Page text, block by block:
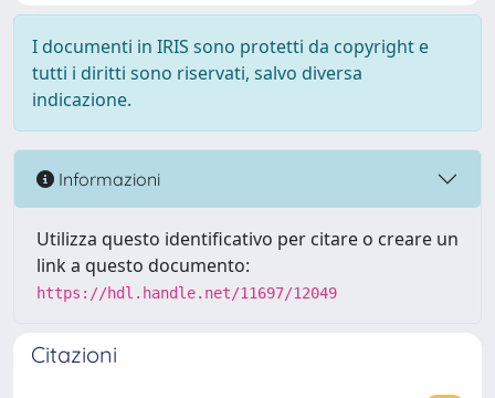
I documenti in IRIS sono protetti da copyright e
tutti i diritti sono riservati, salvo diversa
indicazione.
Informazioni
Utilizza questo identificativo per citare o creare un
link a questo documento:
https://hdl.handle.net/11697/12049
Citazioni